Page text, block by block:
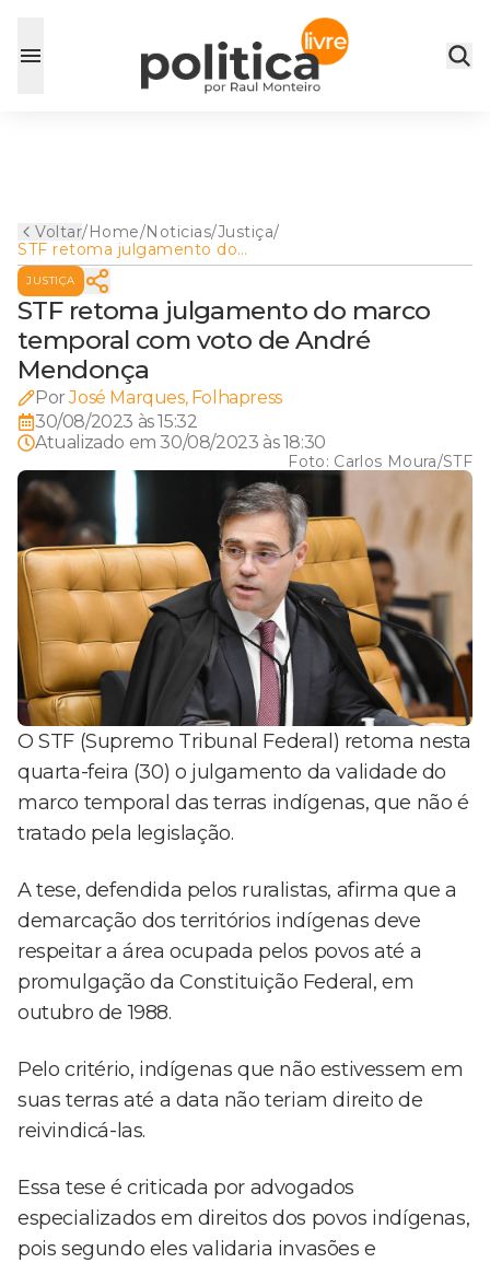
Voltar/Home/Noticias/Justiça/
STF retoma julgamento do
marco temporal com voto de
André Mendonça
JUSTIÇA
STF retoma julgamento do marco
temporal com voto de André
Mendonça
Por José Marques, Folhapress
30/08/2023 às 15:32
Atualizado em30/08/2023 às 18:30
Foto: Carlos Moura/STF
O STF (Supremo Tribunal Federal) retoma nesta
quarta-feira (30) o julgamento da validade do
marco temporal das terras indígenas, que não é
tratado pela legislação.
A tese, defendida pelos ruralistas, afirma que a
demarcação dos territórios indígenas deve
respeitar a área ocupada pelos povos até a
promulgação da Constituição Federal, em
outubro de 1988.
Pelo critério, indígenas que não estivessem em
suas terras até a data não teriam direito de
reivindicá-las.
Essa tese é criticada por advogados
especializados em direitos dos povos indígenas,
pois segundo eles validaria invasões e